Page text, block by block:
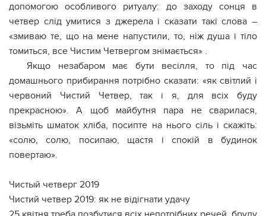
допомогою особливого ритуалу: до заходу сонця в
четвер слід умитися з джерела і сказати такі слова –
«змиваю те, що на мене напустили, то, ніж душа і тіло
томиться, все Чистим Четвергом знімається» .
Якщо незабаром має бути весілля, то під час
домашнього прибирання потрібно сказати: «як світлий і
червоний Чистий Четвер, так і я, для всіх буду
прекрасною». А щоб майбутня пара не сварилася,
візьміть шматок хліба, посипте на нього сіль і скажіть:
«солю, солю, посипаю, щастя і спокій в будинок
повертаю».
Чистый четверг 2019
Чистий четвер 2019: як не відігнати удачу